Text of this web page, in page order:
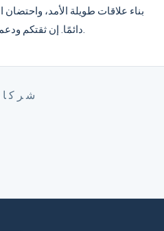
بناء علاقات طويلة الأمد، واحتضان
دائمًا. إن ثقتكم ودعمكم لنا تعني كل شيء بالنسبة لنا.